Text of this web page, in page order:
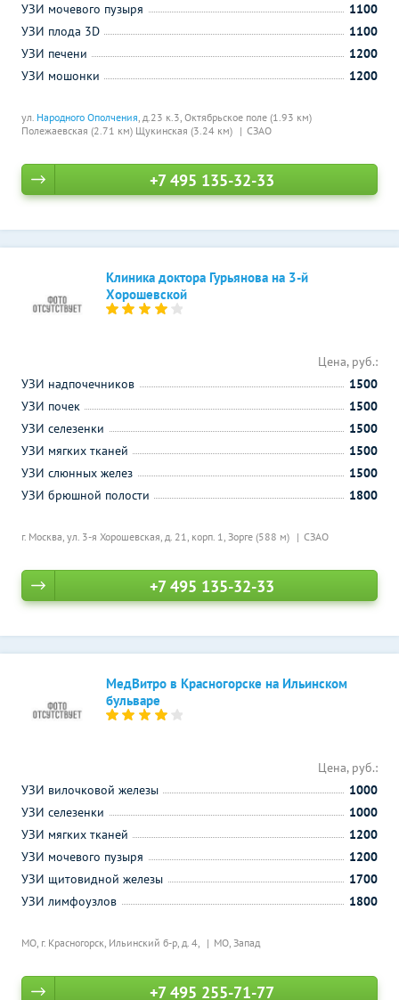
ул. Народного Ополчения, д.23 к.3, Октябрьское поле (1.93 км)
Полежаевская (2.71 км) Щукинская (3.24 км) СЗАО
УЗИ мочевого пузыря
1100
УЗИ плода 3D
1100
УЗИ печени
1200
УЗИ мошонки
1200
+7 495 135-32-33
Клиника доктора Гурьянова на 3-й
Хорошевской
г. Москва, ул. 3-я Хорошевская, д. 21, корп. 1, Зорге (588 м) СЗАО
Цена, руб.:
УЗИ надпочечников
1500
УЗИ почек
1500
УЗИ селезенки
1500
УЗИ мягких тканей
1500
УЗИ слюнных желез
1500
УЗИ брюшной полости
1800
+7 495 135-32-33
МедВитро в Красногорске на Ильинском
бульваре
МО, г. Красногорск, Ильинский б-р, д. 4, МО, Запад
Цена, руб.:
УЗИ вилочковой железы
1000
УЗИ селезенки
1000
УЗИ мягких тканей
1200
УЗИ мочевого пузыря
1200
УЗИ щитовидной железы
1700
УЗИ лимфоузлов
1800
+7 495 255-71-77